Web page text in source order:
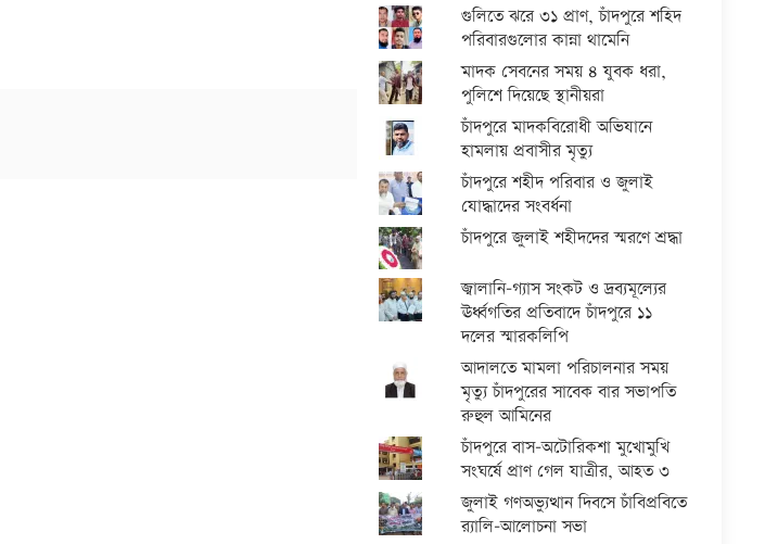
গুলিতে ঝরে ৩১ প্রাণ, চাঁদপুরে শহিদ
পরিবারগুলোর কান্না থামেনি
মাদক সেবনের সময় ৪ যুবক ধরা,
পুলিশে দিয়েছে স্থানীয়রা
চাঁদপুরে মাদকবিরোধী অভিযানে
হামলায় প্রবাসীর মৃত্যু
চাঁদপুরে শহীদ পরিবার ও জুলাই
যোদ্ধাদের সংবর্ধনা
চাঁদপুরে জুলাই শহীদদের স্মরণে শ্রদ্ধা
জ্বালানি-গ্যাস সংকট ও দ্রব্যমূল্যের
ঊর্ধ্বগতির প্রতিবাদে চাঁদপুরে ১১
দলের স্মারকলিপি
আদালতে মামলা পরিচালনার সময়
মৃত্যু চাঁদপুরের সাবেক বার সভাপতি
রুহুল আমিনের
চাঁদপুরে বাস-অটোরিকশা মুখোমুখি
সংঘর্ষে প্রাণ গেল যাত্রীর, আহত ৩
জুলাই গণঅভ্যুত্থান দিবসে চাঁবিপ্রবিতে
র‍্যালি-আলোচনা সভা